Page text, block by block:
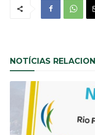
NOTÍCIAS